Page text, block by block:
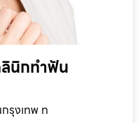
นิกทำฟัน
รุงเทพ ท